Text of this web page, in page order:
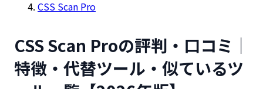
CSS Scan Pro
CSS Scan Proの評判・口コミ｜
特徴・代替ツール・似ているツ